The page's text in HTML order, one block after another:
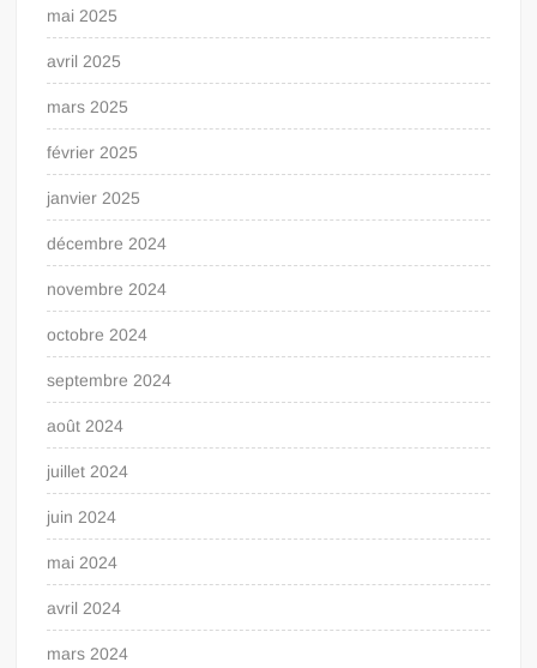
mai 2025
avril 2025
mars 2025
février 2025
janvier 2025
décembre 2024
novembre 2024
octobre 2024
septembre 2024
août 2024
juillet 2024
juin 2024
mai 2024
avril 2024
mars 2024